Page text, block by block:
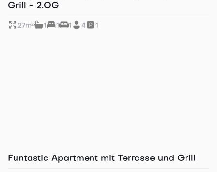
Grill - 2.OG
27m² 1 1 1 4 1
Ideal für Business & Citytrip
Funtastic Apartment mit Terrasse und Grill